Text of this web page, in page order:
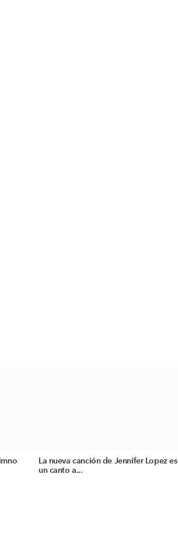
La nueva canción de Jennifer Lopez es
un canto a...